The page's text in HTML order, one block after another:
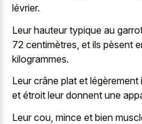
lévrier.
Leur hauteur typique au
72 centimètres, et ils pèsent
kilogrammes.
Leur crâne plat et
et étroit leur donnent une
Leur cou, mince et bien